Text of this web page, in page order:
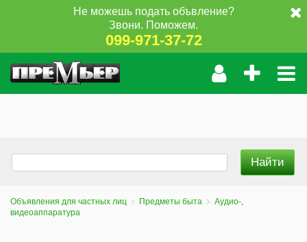
Не можешь подать объвление?
Звони. Поможем.
099-971-37-72
Объявления для частных лиц Предметы быта
Аудио-,
видеоаппаратура